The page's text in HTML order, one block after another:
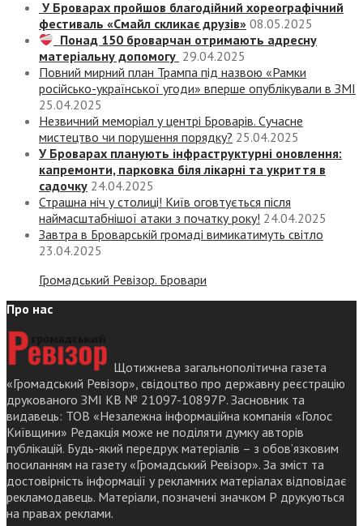
У Броварах пройшов благодійний хореографічний
фестиваль «Смайл скликає друзів» 08.05.2025
Понад 150 броварчан отримають адресну
матеріальну допомогу 29.04.2025
Повний мирний план Трампа під назвою «‎Рамки
російсько-української угоди» вперше опублікували в ЗМІ
25.04.2025
Незвичний меморіал у центрі Броварів. Сучасне
мистецтво чи порушення порядку? 25.04.2025
У Броварах планують інфраструктурні оновлення:
капремонти, парковка біля лікарні та укриття в
садочку 24.04.2025
Страшна ніч у столиці! Київ оговтується після
наймасштабнішої атаки з початку року! 24.04.2025
Завтра в Броварській громаді вимикатимуть світло
23.04.2025
Громадський Ревізор. Бровари
Про нас
Щотижнева загальнополітична газета
«Громадський Ревізор», свідоцтво про державну реєстрацію
друкованого ЗМІ КВ № 21097-10897Р. Засновник та
видавець: ТОВ «Незалежна інформаційна компанія «Голос
Київщини» Редакція може не поділяти думку авторів
публікацій. Будь-який передрук матеріалів – з обов’язковим
посиланням на газету «Громадський Ревізор». За зміст та
достовірність інформації у рекламних матеріалах відповідає
рекламодавець. Матеріали, позначені значком Р друкуються
на правах реклами.